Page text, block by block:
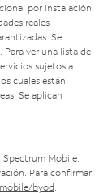
por instalación.
reales
Se
ver una lista de
sujetos a
cuales están
Se aplican
Mobile.
Para confirmar
byod